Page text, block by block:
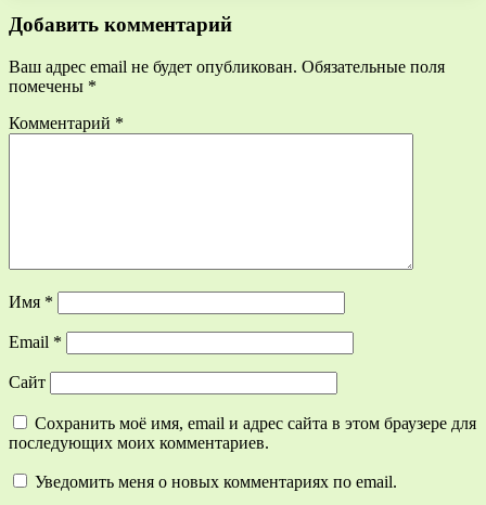
Добавить комментарий
Ваш адрес email не будет опубликован. Обязательные поля
помечены *
Комментарий *
Имя *
Email *
Сайт
Сохранить моё имя, email и адрес сайта в этом браузере для
последующих моих комментариев.
Уведомить меня о новых комментариях по email.